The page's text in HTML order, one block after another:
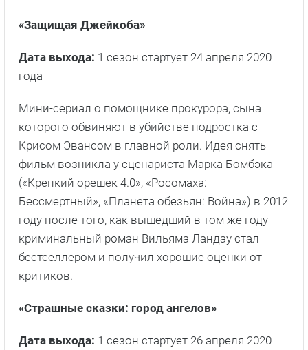
«Защищая Джейкоба»
Дата выхода: 1 сезон стартует 24 апреля 2020
года
Мини-сериал о помощнике прокурора, сына
которого обвиняют в убийстве подростка с
Крисом Эвансом в главной роли. Идея снять
фильм возникла у сценариста Марка Бомбэка
(«Крепкий орешек 4.0», «Росомаха:
Бессмертный», «Планета обезьян: Война») в 2012
году после того, как вышедший в том же году
криминальный роман Вильяма Ландау стал
бестселлером и получил хорошие оценки от
критиков.
«Страшные сказки: город ангелов»
Дата выхода: 1 сезон стартует 26 апреля 2020